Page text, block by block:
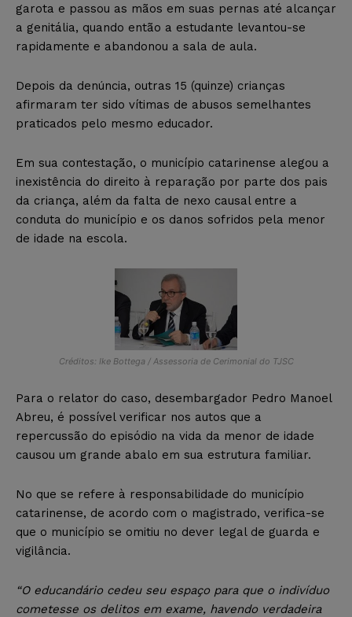
garota e passou as mãos em suas pernas até alcançar
a genitália, quando então a estudante levantou-se
rapidamente e abandonou a sala de aula.
Depois da denúncia, outras 15 (quinze) crianças
afirmaram ter sido vítimas de abusos semelhantes
praticados pelo mesmo educador.
Em sua contestação, o município catarinense alegou a
inexistência do direito à reparação por parte dos pais
da criança, além da falta de nexo causal entre a
conduta do município e os danos sofridos pela menor
de idade na escola.
Créditos: Ike Bottega / Assessoria de Cerimonial do TJSC
Para o relator do caso, desembargador Pedro Manoel
Abreu, é possível verificar nos autos que a
repercussão do episódio na vida da menor de idade
causou um grande abalo em sua estrutura familiar.
No que se refere à responsabilidade do município
catarinense, de acordo com o magistrado, verifica-se
que o município se omitiu no dever legal de guarda e
vigilância.
“O educandário cedeu seu espaço para que o indivíduo
cometesse os delitos em exame, havendo verdadeira